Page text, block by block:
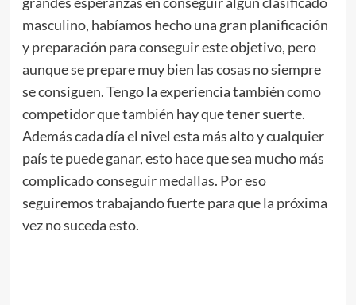
masculino, habíamos hecho una gran planificación
y preparación para conseguir este objetivo, pero
aunque se prepare muy bien las cosas no siempre
se consiguen. Tengo la experiencia también como
competidor que también hay que tener suerte.
Además cada día el nivel esta más alto y cualquier
país te puede ganar, esto hace que sea mucho más
complicado conseguir medallas. Por eso
seguiremos trabajando fuerte para que la próxima
vez no suceda esto.